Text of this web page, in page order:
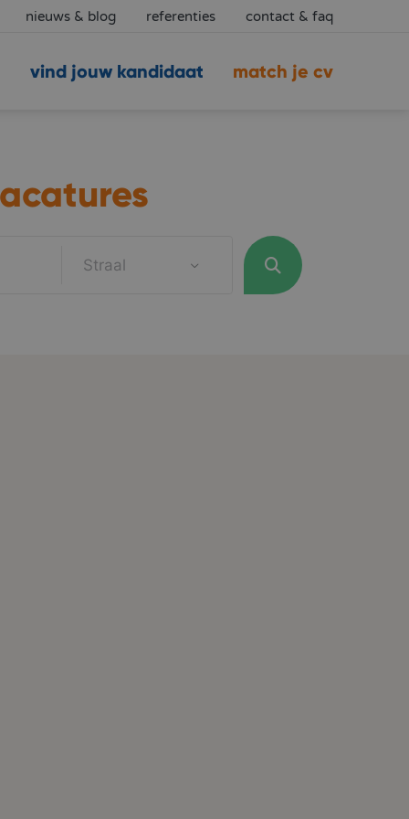
nieuws & blog referenties contact & faq
match je cv
vind jouw kandidaat
Straal